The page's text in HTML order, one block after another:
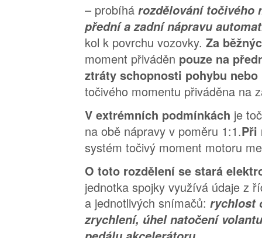
– probíhá rozdělování točivého
přední a zadní nápravu
kol k povrchu vozovky. Za
moment přiváděn pouze na
ztráty schopnosti pohybu
točivého momentu přiváděna na
V extrémních podmínkách je
na obě nápravy v poměru 1:1.Při
systém točivý moment motoru
O toto rozdělení se stará
jednotka spojky využívá údaje z
a jednotlivých snímačů: rychlost
zrychlení, úhel natočení